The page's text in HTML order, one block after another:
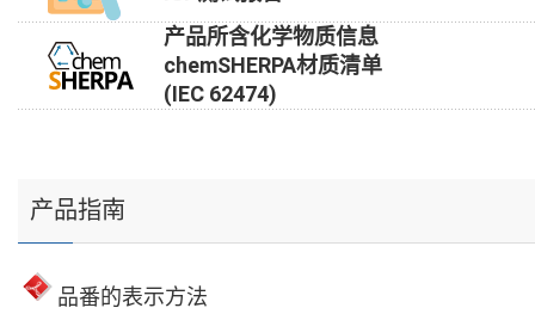
产品所含化学物质信息
chemSHERPA材质清单
(IEC 62474)
产品指南
品番的表示方法